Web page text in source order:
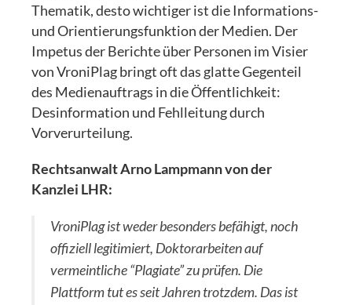
Thematik, desto wichtiger ist die Informations-
und Orientierungsfunktion der Medien. Der
Impetus der Berichte über Personen im Visier
von VroniPlag bringt oft das glatte Gegenteil
des Medienauftrags in die Öffentlichkeit:
Desinformation und Fehlleitung durch
Vorverurteilung.
Rechtsanwalt Arno Lampmann von der
Kanzlei LHR:
VroniPlag ist weder besonders befähigt, noch
offiziell legitimiert, Doktorarbeiten auf
vermeintliche “Plagiate” zu prüfen. Die
Plattform tut es seit Jahren trotzdem. Das ist